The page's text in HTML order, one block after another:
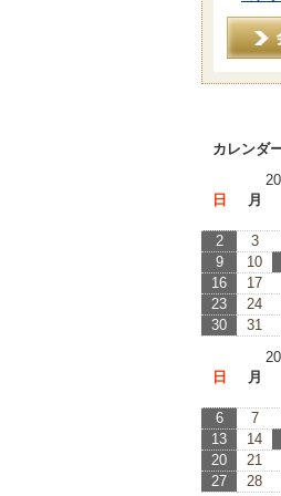
カレンダ
日
月
2
3
9
10
16
17
23
24
30
31
日
月
6
7
13
14
20
21
27
28